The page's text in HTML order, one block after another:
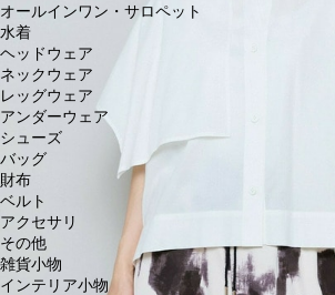
オールインワン・サロペット
水着
ヘッドウェア
ネックウェア
レッグウェア
アンダーウェア
シューズ
バッグ
財布
ベルト
アクセサリ
その他
雑貨小物
インテリア小物